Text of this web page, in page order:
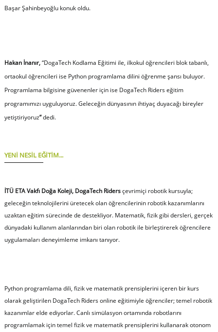
Başar Şahinbeyoğlu konuk oldu.
Hakan İnanır,“DogaTech Kodlama Eğitimi ile, ilkokul öğrencileri blok tabanlı,
ortaokul öğrencileri ise Python programlama dilini öğrenme şansı buluyor.
Programlama bilgisine güvenenler için ise DogaTech Riders eğitim
programımızı uyguluyoruz. Geleceğin dünyasının ihtiyaç duyacağı bireyler
yetiştiriyoruz”dedi.
YENİ NESİL EĞİTİM...
İTÜ ETA Vakfı Doğa Koleji, DogaTech Ridersçevrimiçi robotik kursuyla;
geleceğin teknolojilerini üretecek olan öğrencilerinin robotik kazanımlarını
uzaktan eğitim sürecinde de destekliyor. Matematik, fizik gibi dersleri, gerçek
dünyadaki kullanım alanlarından biri olan robotik ile birleştirerek öğrencilere
uygulamaları deneyimleme imkanı tanıyor.
Python programlama dili, fizik ve matematik prensiplerini içeren bir kurs
olarak geliştirilen DogaTech Riders online eğitimiyle öğrenciler; temel robotik
kazanımlar elde ediyorlar. Canlı simülasyon ortamında robotlarını
programlamak için temel fizik ve matematik prensiplerini kullanarak otonom